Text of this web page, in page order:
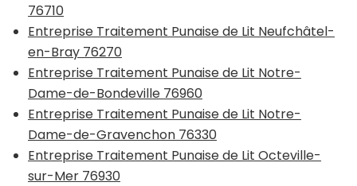
76710
Entreprise Traitement Punaise de Lit Neufchâtel-
en-Bray 76270
Entreprise Traitement Punaise de Lit Notre-
Dame-de-Bondeville 76960
Entreprise Traitement Punaise de Lit Notre-
Dame-de-Gravenchon 76330
Entreprise Traitement Punaise de Lit Octeville-
sur-Mer 76930